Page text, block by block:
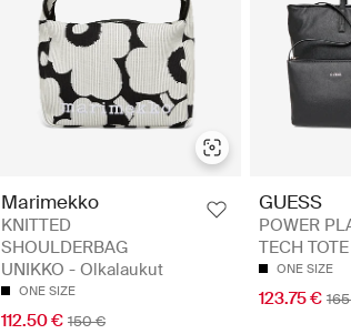
Marimekko
KNITTED
SHOULDERBAG
UNIKKO - Olkalaukut
ONE SIZE
112.50 € 150 €
GUESS
POWER
TECH
ONE SIZE
123.75 €